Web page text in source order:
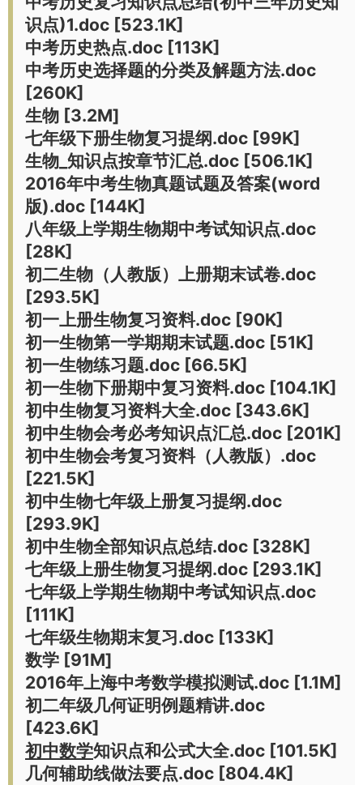
识点)1.doc [523.1K]
中考历史热点.doc [113K]
中考历史选择题的分类及解题方法.doc
[260K]
生物 [3.2M]
七年级下册生物复习提纲.doc [99K]
生物_知识点按章节汇总.doc [506.1K]
2016年中考生物真题试题及答案(word
版).doc [144K]
八年级上学期生物期中考试知识点.doc
[28K]
初二生物（人教版）上册期末试卷.doc
[293.5K]
初一上册生物复习资料.doc [90K]
初一生物第一学期期末试题.doc [51K]
初一生物练习题.doc [66.5K]
初一生物下册期中复习资料.doc [104.1K]
初中生物复习资料大全.doc [343.6K]
初中生物会考必考知识点汇总.doc [201K]
初中生物会考复习资料（人教版）.doc
[221.5K]
初中生物七年级上册复习提纲.doc
[293.9K]
初中生物全部知识点总结.doc [328K]
七年级上册生物复习提纲.doc [293.1K]
七年级上学期生物期中考试知识点.doc
[111K]
七年级生物期末复习.doc [133K]
数学 [91M]
2016年上海中考数学模拟测试.doc [1.1M]
初二年级几何证明例题精讲.doc
[423.6K]
初中数学知识点和公式大全.doc [101.5K]
几何辅助线做法要点.doc [804.4K]